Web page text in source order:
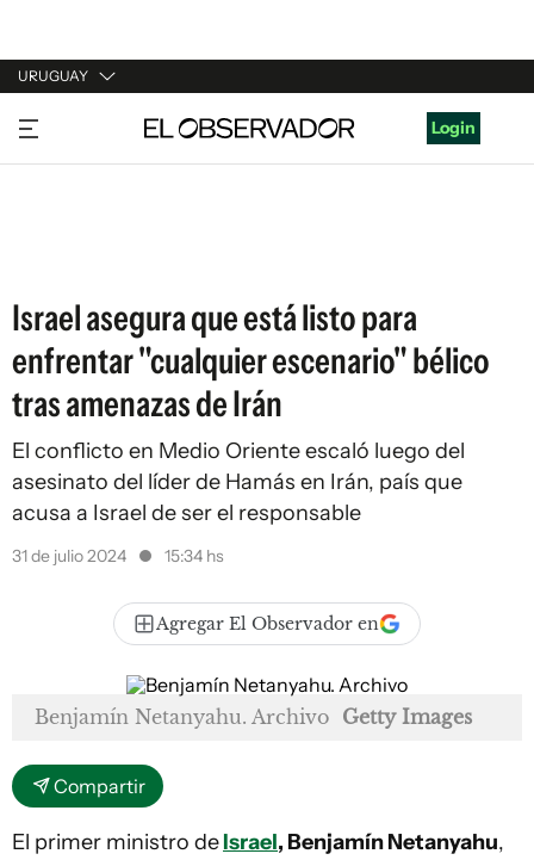
URUGUAY
URUGUAY
ARGENTINA
Login
Israel asegura que está listo para
enfrentar "cualquier escenario" bélico
tras amenazas de Irán
El conflicto en Medio Oriente escaló luego del
asesinato del líder de Hamás en Irán, país que
acusa a Israel de ser el responsable
31 de julio 2024 15:34 hs
Agregar El Observador en
Benjamín Netanyahu. Archivo Getty Images
Compartir
El primer ministro deIsrael, Benjamín Netanyahu,